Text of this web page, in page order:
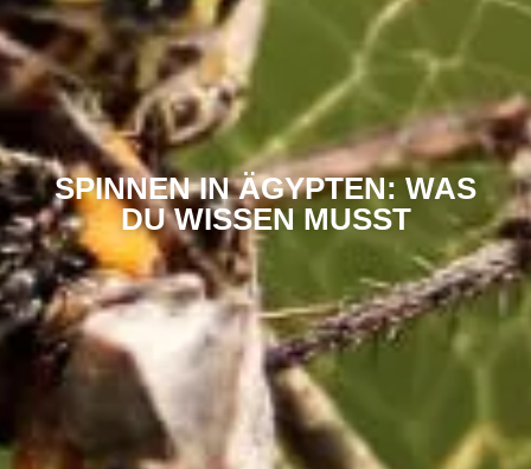
SPINNEN IN ÄGYPTEN: WAS
DU WISSEN MUSST